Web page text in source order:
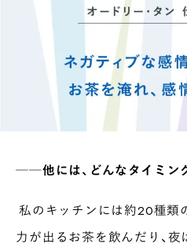
──他には、どんなタイミン
私のキッチンには約20種類
力が出るお茶を飲んだり、